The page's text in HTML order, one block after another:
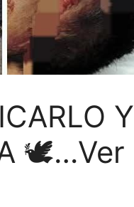
Y
🕊…Ver